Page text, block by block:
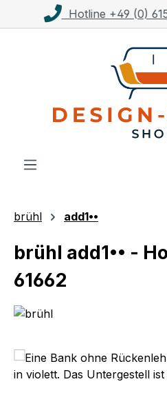
Zum Hauptinhalt springen
Kostenloser
brühl add1••
brühl add1•• -
61662
Bildergalerie überspringen